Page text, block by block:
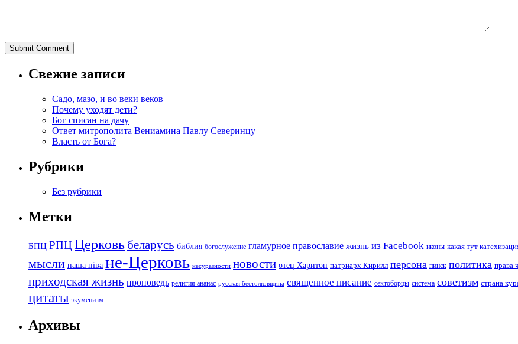
Свежие записи
Садо, мазо, и во веки веков
Почему уходят дети?
Бог списан на дачу
Ответ митрополита Вениамина Павлу Северинцу
Власть от Бога?
Рубрики
Без рубрики
Метки
БПЦ РПЦ Церковь беларусь библия богослужение гламурное православие жизнь из Facebook иконы какая тут
мысли наша ніва не-Церковь несуразности новости отец Харитон патриарх Кирилл персона пинск политика права
приходская жизнь проповедь религия ананас русская бестолковщина священное писание сектоборцы система советизм страна
цитаты экуменизм
Архивы